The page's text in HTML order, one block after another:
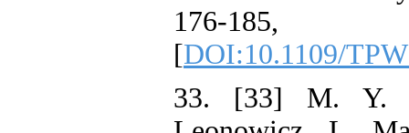
176-
[DOI:10.1109/
33. [33] M. Y.